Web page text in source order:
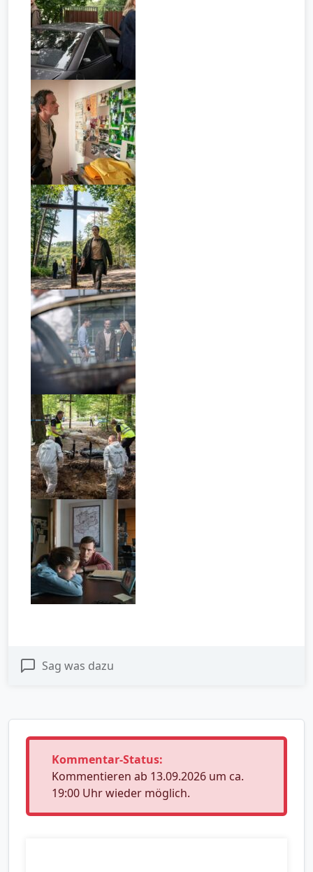
Sag was dazu
Kommentar-Status:
Kommentieren ab 13.09.2026 um ca.
19:00 Uhr wieder möglich.